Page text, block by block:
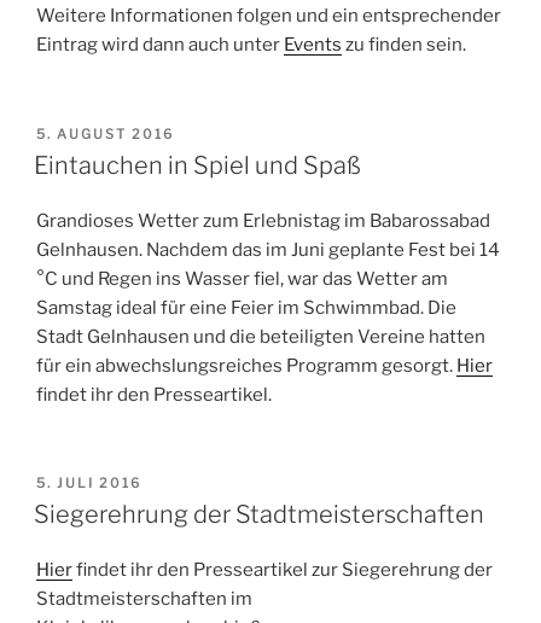
Weitere Informationen folgen und ein entsprechender
Eintrag wird dann auch unter Events zu finden sein.
VERÖFFENTLICHT
AM
5. AUGUST 2016
Eintauchen in Spiel und Spaß
Grandioses Wetter zum Erlebnistag im Babarossabad
Gelnhausen. Nachdem das im Juni geplante Fest bei 14
°C und Regen ins Wasser fiel, war das Wetter am
Samstag ideal für eine Feier im Schwimmbad. Die
Stadt Gelnhausen und die beteiligten Vereine hatten
für ein abwechslungsreiches Programm gesorgt. Hier
findet ihr den Presseartikel.
VERÖFFENTLICHT
AM
5. JULI 2016
Siegerehrung der Stadtmeisterschaften
Hierfindet ihr den Presseartikel zur Siegerehrung der
Stadtmeisterschaften im